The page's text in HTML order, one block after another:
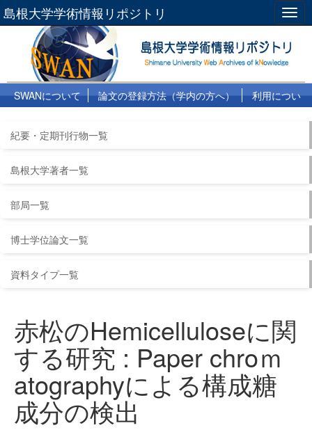
島根大学学術情報リポジトリ
SWANについて 論文の登録方法（学内の方へ）
利用につい
紀要・定期刊行物一覧
島根大学著者一覧
部局一覧
博士学位論文一覧
資料タイプ一覧
赤松のHemicelluloseに関
する研究 : Paper chroｍ
atographyによる構成糖
成分の検出